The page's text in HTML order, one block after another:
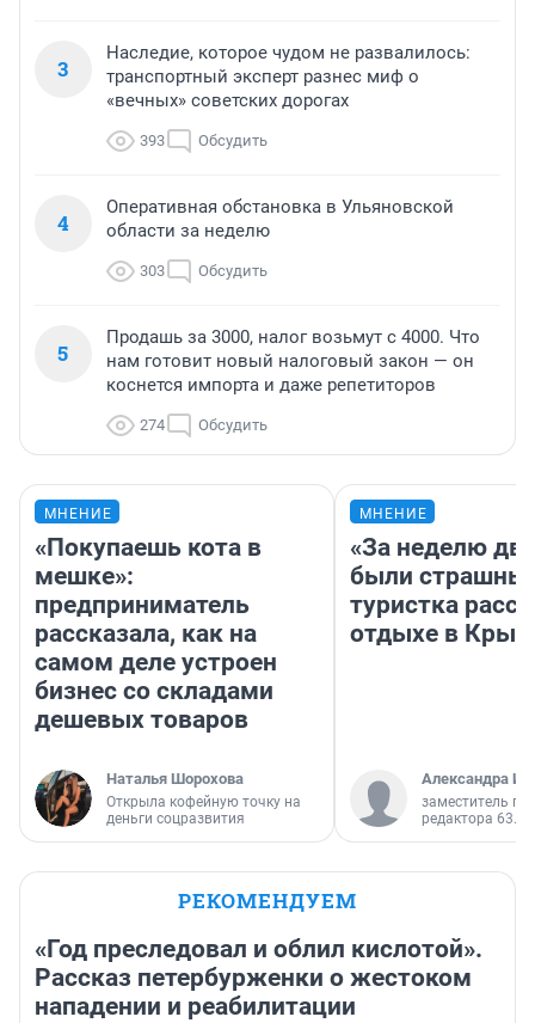
3
Наследие, которое чудом не развалилось:
транспортный эксперт разнес миф о
«вечных» советских дорогах
393 Обсудить
4
Оперативная обстановка в Ульяновской
области за неделю
303 Обсудить
5
Продашь за 3000, налог возьмут с 4000. Что
нам готовит новый налоговый закон — он
коснется импорта и даже репетиторов
274 Обсудить
МНЕНИЕ
«Покупаешь кота в
мешке»:
предприниматель
рассказала, как на
самом деле устроен
бизнес со складами
дешевых товаров
Наталья Шорохова
Открыла кофейную точку на
деньги соцразвития
МНЕНИЕ
«За неделю
были
туристка
отдыхе в
Александра
заместитель
редактора 63.RU
РЕКОМЕНДУЕМ
«Год преследовал и облил кислотой».
Рассказ петербурженки о жестоком
нападении и реабилитации